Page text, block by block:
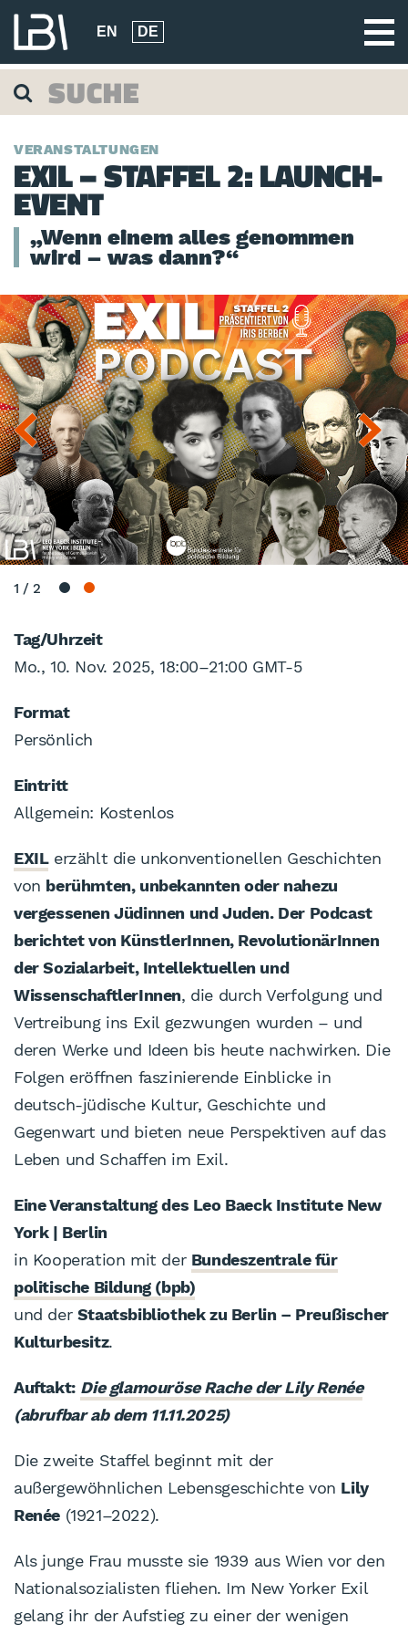
EN DE
VERANSTALTUNGEN
EXIL – STAFFEL 2: LAUNCH-
EVENT
„Wenn einem alles genommen
wird – was dann?“
1 /2
Tag/Uhrzeit
Mo., 10. Nov. 2025, 18:00–21:00 GMT-5
Format
Persönlich
Eintritt
Allgemein: Kostenlos
EXILerzählt die unkonventionellen Geschichten
von berühmten, unbekannten oder nahezu
vergessenen Jüdinnen und Juden. Der Podcast
berichtet von KünstlerInnen, RevolutionärInnen
der Sozialarbeit, Intellektuellen und
WissenschaftlerInnen, die durch Verfolgung und
Vertreibung ins Exil gezwungen wurden – und
deren Werke und Ideen bis heute nachwirken. Die
Folgen eröffnen faszinierende Einblicke in
deutsch-jüdische Kultur, Geschichte und
Gegenwart und bieten neue Perspektiven auf das
Leben und Schaffen im Exil.
Eine Veranstaltung des Leo Baeck Institute New
York | Berlin
in Kooperation mit der Bundeszentrale für
politische Bildung (bpb)
und der Staatsbibliothek zu Berlin – Preußischer
Kulturbesitz.
Auftakt: Die glamouröse Rache der Lily Renée
(abrufbar ab dem 11.11.2025)
Die zweite Staffel beginnt mit der
außergewöhnlichen Lebensgeschichte von Lily
Renée (1921–2022).
Als junge Frau musste sie 1939 aus Wien vor den
Nationalsozialisten fliehen. Im New Yorker Exil
gelang ihr der Aufstieg zu einer der wenigen